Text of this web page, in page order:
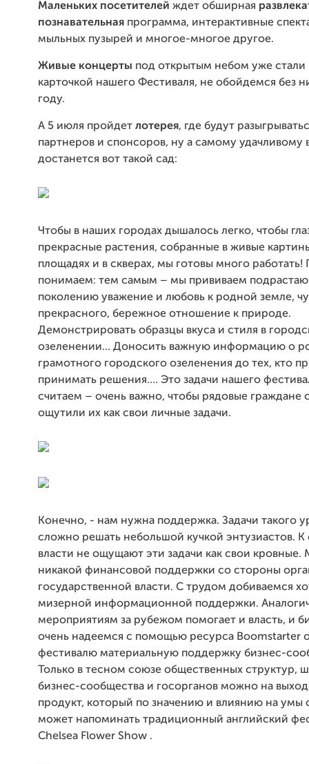
Маленьких посетителей ждет обширная
познавательная программа, интерактивные
мыльных пузырей и многое-многое другое.
Живые концерты под открытым небом уже стали
карточкой нашего Фестиваля, не обойдемся без
году.
А 5 июля пройдет лотерея, где будут
партнеров и спонсоров, ну а самому удачливому
достанется вот такой сад:
Чтобы в наших городах дышалось легко, чтобы
прекрасные растения, собранные в живые
площадях и в скверах, мы готовы много
понимаем: тем самым – мы прививаем
поколению уважение и любовь к родной земле,
прекрасного, бережное отношение к природе.
Демонстрировать образцы вкуса и стиля в
озеленении... Доносить важную информацию о
грамотного городского озеленения до тех, кто
принимать решения…. Это задачи нашего
считаем – очень важно, чтобы рядовые граждане
ощутили их как свои личные задачи.
Конечно, - нам нужна поддержка. Задачи такого
сложно решать небольшой кучкой энтузиастов.
власти не ощущают эти задачи как свои
никакой финансовой поддержки со стороны
государственной власти. С трудом добиваемся
мизерной информационной поддержки.
мероприятиям за рубежом помогает и власть, и
очень надеемся с помощью ресурса Boomstarter
фестивалю материальную поддержку бизнес-
Только в тесном союзе общественных структур,
бизнес-сообщества и госорганов можно на
продукт, который по значению и влиянию на умы
может напоминать традиционный английский
Chelsea Flower Show .